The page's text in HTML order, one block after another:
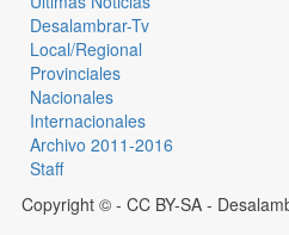
Desalambrar-Tv
Local/Regional
Provinciales
Nacionales
Internacionales
Archivo 2011-2016
Staff
Copyright © - CC BY-SA -